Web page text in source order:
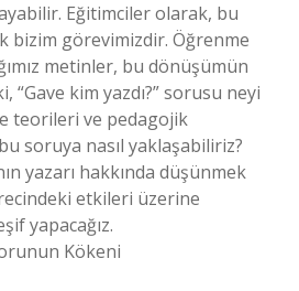
Eğitimciler olarak, bu
bizim görevimizdir. Öğrenme
metinler, bu dönüşümün
“Gave kim yazdı?” sorusu neyi
teorileri ve pedagojik
soruya nasıl yaklaşabiliriz?
yazarı hakkında düşünmek
etkileri üzerine
yapacağız.
Kökeni